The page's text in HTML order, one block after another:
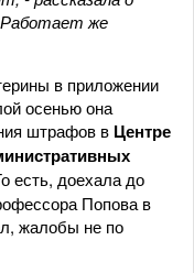
Работает же
в приложении
осенью она
штрафов в Центре
доехала до
Попова в
жалобы не по